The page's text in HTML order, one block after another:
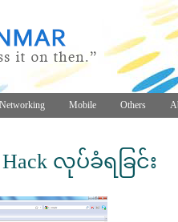
Networking Mobile Others
လုပ်ခံရခြင်း